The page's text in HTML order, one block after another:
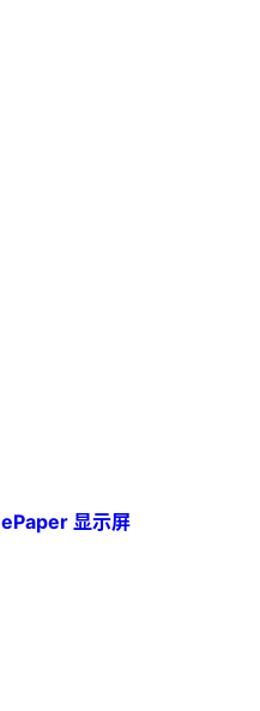
ePaper 显示屏